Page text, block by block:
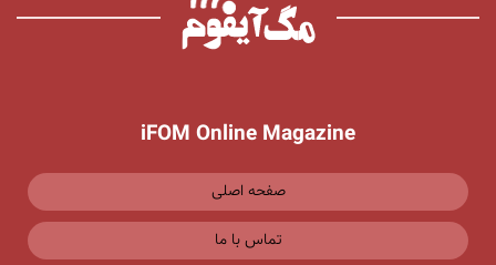
iFOM Online Magazine
صفحه اصلی
تماس با ما